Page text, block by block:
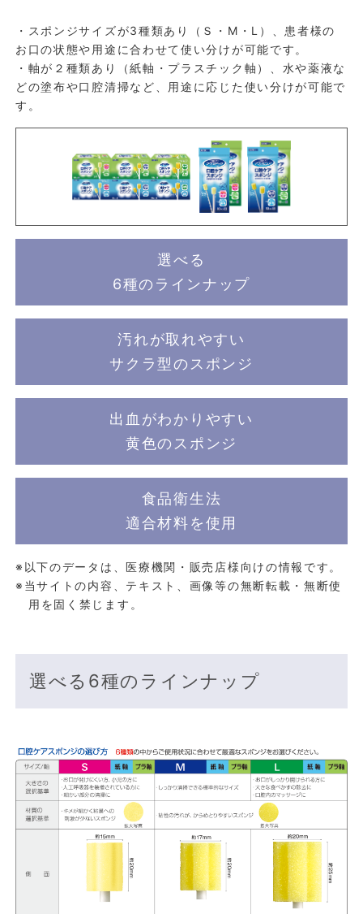
・スポンジサイズが3種類あり（Ｓ・M・L）、患者様の
お口の状態や用途に合わせて使い分けが可能です。
・軸が２種類あり（紙軸・プラスチック軸）、水や薬液な
どの塗布や口腔清掃など、用途に応じた使い分けが可能で
す。
選べる
6種のラインナップ
汚れが取れやすい
サクラ型のスポンジ
出血がわかりやすい
黄色のスポンジ
食品衛生法
適合材料を使用
※以下のデータは、医療機関・販売店様向けの情報です。
※当サイトの内容、テキスト、画像等の無断転載・無断使
用を固く禁じます。
選べる6種のラインナップ